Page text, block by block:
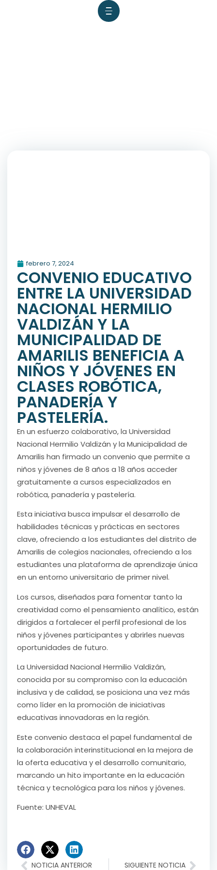
CONVENIO EDUCATIVO ENTRE
febrero 7, 2024
CONVENIO EDUCATIVO
ENTRE LA UNIVERSIDAD
NACIONAL HERMILIO
VALDIZÁN Y LA
MUNICIPALIDAD DE
AMARILIS BENEFICIA A
NIÑOS Y JÓVENES EN
CLASES ROBÓTICA,
PANADERÍA Y
PASTELERÍA.
En un esfuerzo colaborativo, la Universidad
Nacional Hermilio Valdizán y la Municipalidad de
Amarilis han firmado un convenio que permite a
niños y jóvenes de 8 años a 18 años acceder
gratuitamente a cursos especializados en
robótica, panadería y pastelería.
Esta iniciativa busca impulsar el desarrollo de
habilidades técnicas y prácticas en sectores
clave, ofreciendo a los estudiantes del distrito de
Amarilis de colegios nacionales, ofreciendo a los
estudiantes una plataforma de aprendizaje única
en un entorno universitario de primer nivel.
Los cursos, diseñados para fomentar tanto la
creatividad como el pensamiento analítico, están
dirigidos a fortalecer el perfil profesional de los
niños y jóvenes participantes y abrirles nuevas
oportunidades de futuro.
La Universidad Nacional Hermilio Valdizán,
conocida por su compromiso con la educación
inclusiva y de calidad, se posiciona una vez más
como líder en la promoción de iniciativas
educativas innovadoras en la región.
Este convenio destaca el papel fundamental de
la colaboración interinstitucional en la mejora de
la oferta educativa y el desarrollo comunitario,
marcando un hito importante en la educación
técnica y tecnológica para los niños y jóvenes.
Fuente: UNHEVAL
NOTICIA ANTERIOR SIGUIENTE NOTICIA